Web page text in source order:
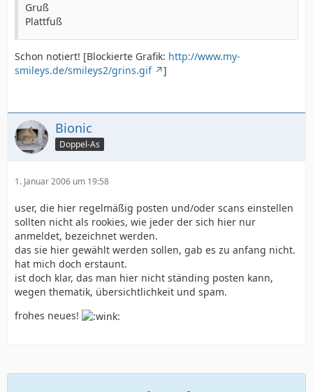
Gruß
Plattfuß
Schon notiert! [Blockierte Grafik: http://www.my-
smileys.de/smileys2/grins.gif
]
Bionic
Doppel-As
1. Januar 2006 um 19:58
user, die hier regelmäßig posten und/oder scans einstellen
sollten nicht als rookies, wie jeder der sich hier nur
anmeldet, bezeichnet werden.
das sie hier gewählt werden sollen, gab es zu anfang nicht.
hat mich doch erstaunt.
ist doch klar, das man hier nicht ständing posten kann,
wegen thematik, übersichtlichkeit und spam.
frohes neues!